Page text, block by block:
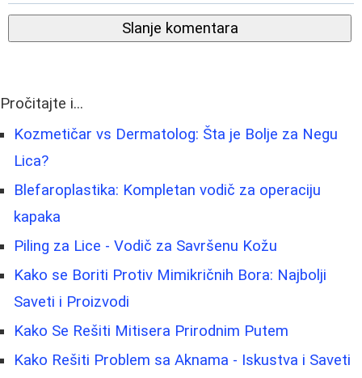
Slanje komentara
Pročitajte i...
Kozmetičar vs Dermatolog: Šta je Bolje za Negu
Lica?
Blefaroplastika: Kompletan vodič za operaciju
kapaka
Piling za Lice - Vodič za Savršenu Kožu
Kako se Boriti Protiv Mimikričnih Bora: Najbolji
Saveti i Proizvodi
Kako Se Rešiti Mitisera Prirodnim Putem
Kako Rešiti Problem sa Aknama - Iskustva i Saveti